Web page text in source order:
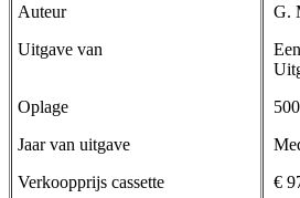
Auteur
Uitgave van
Oplage
Jaar van uitgave
Verkoopprijs cassette
G.
€